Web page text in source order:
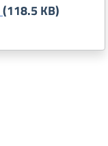
(118.5 KB)